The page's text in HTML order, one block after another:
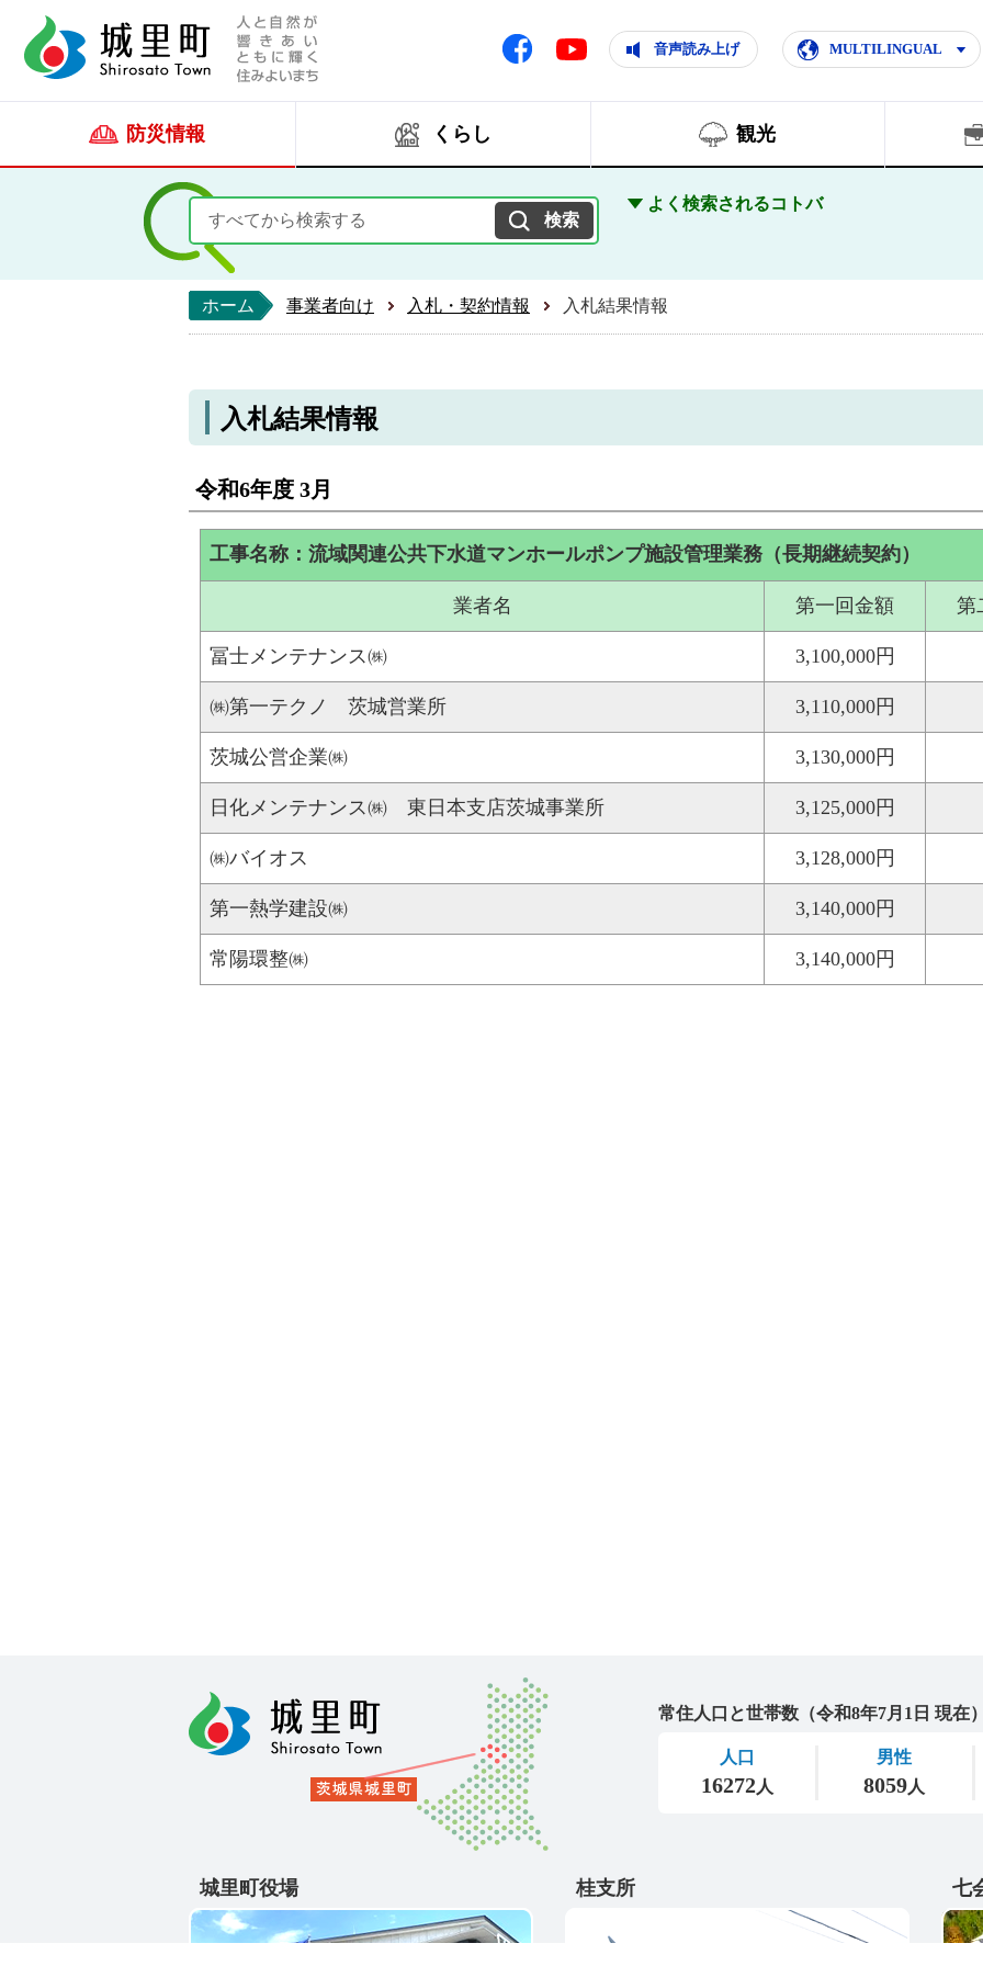
人と自然が響きあいともに輝く住みよいまち
Facebook Youtube 音声読み上げ MULTILINGUAL
防災情報 くらし 観光
よく検索されるコトバ
ホーム 事業者向け 入札・契約情報 入札結果情報
入札結果情報
令和6年度 3月
工事名称：流域関連公共下水道マンホールポンプ施設管理業務（長期継続契約）
業者名 第一回金額 第
冨士メンテナンス㈱ 3,100,000円
㈱第一テクノ 茨城営業所 3,110,000円
茨城公営企業㈱ 3,130,000円
日化メンテナンス㈱ 東日本支店茨城事業所 3,125,000円
㈱バイオス 3,128,000円
第一熱学建設㈱ 3,140,000円
常陽環整㈱ 3,140,000円
城里町役場 桂支所 七